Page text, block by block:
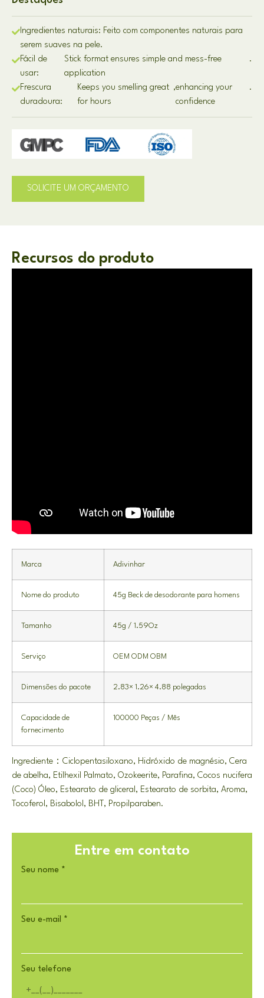
Ingredientes naturais: Feito com componentes naturais para
serem suaves na pele.
Fácil de
usar:
Stick format ensures simple and mess-free
application
.
Frescura
duradoura:
Keeps you smelling great
for hours
,enhancing your
confidence
.
SOLICITE UM ORÇAMENTO
Recursos do produto
Marca Adivinhar
Nome do produto 45g Beck de desodorante para homens
Tamanho 45g / 1.59Oz
Serviço OEM ODM OBM
Dimensões do pacote 2.83× 1.26× 4.88 polegadas
Capacidade de
fornecimento
100000 Peças / Mês
Ingrediente：Ciclopentasiloxano, Hidróxido de magnésio, Cera
de abelha, Etilhexil Palmato, Ozokeerite, Parafina, Cocos nucifera
(Coco) Óleo, Estearato de gliceral, Estearato de sorbita, Aroma,
Tocoferol, Bisabolol, BHT, Propilparaben.
Entre em contato
Seu nome *
Seu e-mail *
Seu telefone